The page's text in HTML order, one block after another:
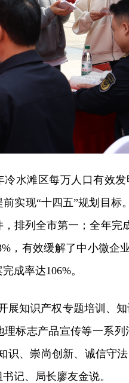
冷水滩区每万人口有效
实现“十四五”规划目标
，排列全市第一；全年完
，有效缓解了中小微企
成率达106%。
展知识产权专题培训、
理标志产品宣传等一系
识、崇尚创新、诚信守
记、局长廖友金说。